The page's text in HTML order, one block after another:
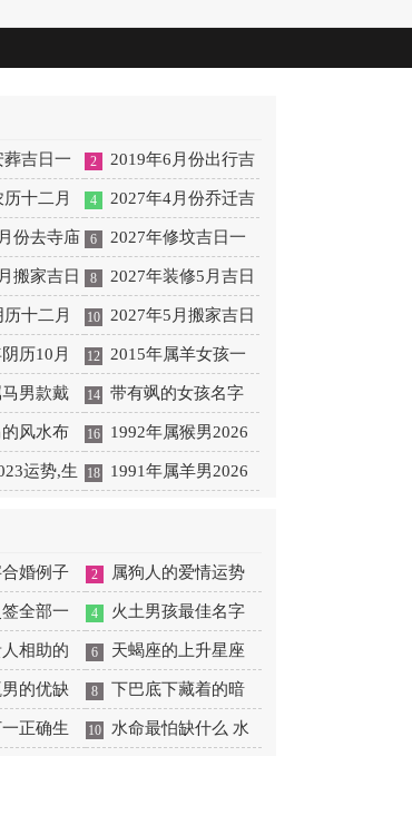
葬吉日一
月安葬吉
2 2019年6月份出行吉
日 2027年6月出行吉日
一览表
十二月
年正月安
询
4 2027年4月份乔迁吉
日一览表 2027年4月乔
迁吉日吉时查询
份去寺庙
年5月
览表
6 2027年修坟吉日一
览表 2027年农历2月修
坟吉日一览表
搬家吉日
历6月搬
8 2027年装修5月吉日
良辰查询表 2027年农历
5月装修吉日一览表
十二月
年12月开
10 2027年5月搬家吉日
的详细解释 2027年5月
搬家吉日吉时查询
历10月
还有几年
好吗
12 2015年属羊女孩一
生运势 2015年属羊女
2026年健康运好吗
男款戴
年属马男
点
14 带有飒的女孩名字
女孩取名字带飒字有什
么名字好听
风水布
佛像怎么
16 1992年属猴男2026
年桃花运 1992年属猴男
运势,生 18 1991年属羊男2026
婚例子
测风水
2 属狗人的爱情运势
是什么意思 属狗的人爱
情观
全部一
签解签大
4 火土男孩最佳名字
火土属性的字男孩名字
有哪些
相助的
人是什么
6 天蝎座的上升星座
一览表 天蝎座的上升星
座查询
的优缺
男生性格
8 下巴底下藏着的暗
痣图解 下巴尖底下有痣
正确生 10 水命最怕缺什么 水